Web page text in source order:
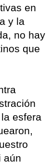
en
y la
no hay
que
esfera
aún